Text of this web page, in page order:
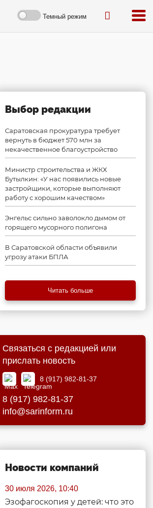
Темный режим
Выбор редакции
Саратовская прокуратура требует
вернуть в бюджет 570 млн за
некачественное благоустройство
Министр строительства и ЖКХ
Бутылкин: «У нас появились новые
застройщики, которые выполняют
работу с хорошим качеством»
Энгельс сильно заволокло дымом от
горящего мусорного полигона
В Саратовской области объявили
угрозу атаки БПЛА
Читать больше
Связаться с редакцией или
прислать новость
8 (917) 982-81-37
8 (917) 982-81-37
info@sarinform.ru
Новости компаний
30 июля 2026, 10:40
Эзофагоскопия у детей: что это